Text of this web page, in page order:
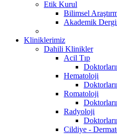
Etik Kurul
Bilimsel
Akademik
Kliniklerimiz
Dahili Klinikler
Acil Tıp
Hematoloji
Romatoloji
Radyoloji
Cildiye -